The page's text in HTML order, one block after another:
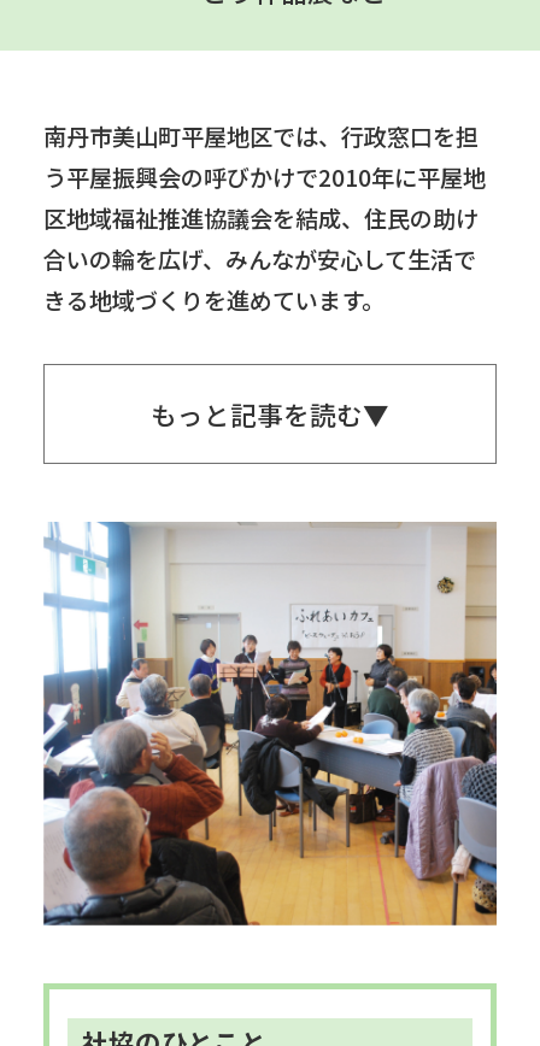
南丹市美山町平屋地区では、行政窓口を担
う平屋振興会の呼びかけで2010年に平屋地
区地域福祉推進協議会を結成、住民の助け
合いの輪を広げ、みんなが安心して生活で
きる地域づくりを進めています。
もっと記事を読む